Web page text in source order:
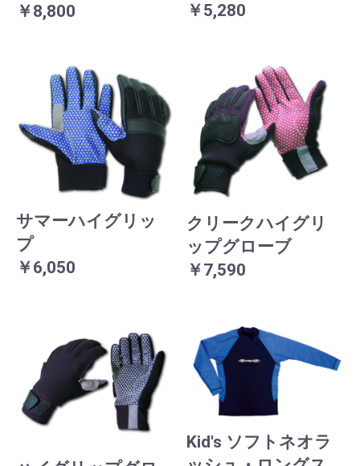
￥8,800
￥5,280
サマーハイグリッ
プ
￥6,050
クリークハイグリ
ップグローブ
￥7,590
Kid's ソフトネオラ